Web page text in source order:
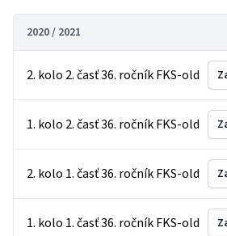
2020 / 2021
2. kolo 2. časť 36. ročník FKS-old
1. kolo 2. časť 36. ročník FKS-old
2. kolo 1. časť 36. ročník FKS-old
1. kolo 1. časť 36. ročník FKS-old